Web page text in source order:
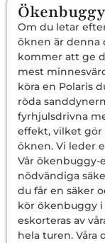
Om du letar
öknen är denna
kommer att ge
mest
köra en Polaris
röda
fyrhjulsdrivna
effekt, vilket
öknen. Vi leder
Vår
nödvändiga
du får en säker
kör ökenbuggy
eskorteras av
hela turen. Våra